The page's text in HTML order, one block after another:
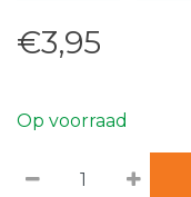
€3,95
Op voorraad